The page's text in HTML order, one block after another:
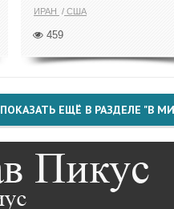
ИРАН США
459
ПОКАЗАТЬ ЕЩЁ В РАЗДЕЛЕ "В